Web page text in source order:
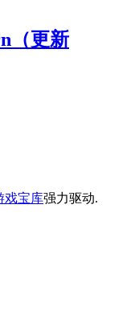
（更新
戏宝库强力驱动.